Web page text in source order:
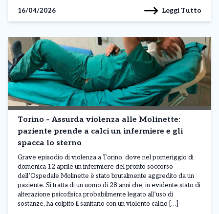
16/04/2026
Leggi Tutto
Torino – Assurda violenza alle Molinette:
paziente prende a calci un infermiere e gli
spacca lo sterno
Grave episodio di violenza a Torino, dove nel pomeriggio di
domenica 12 aprile un infermiere del pronto soccorso
dell’Ospedale Molinette è stato brutalmente aggredito da un
paziente. Si tratta di un uomo di 28 anni che, in evidente stato di
alterazione psicofisica probabilmente legato all’uso di
sostanze, ha colpito il sanitario con un violento calcio […]